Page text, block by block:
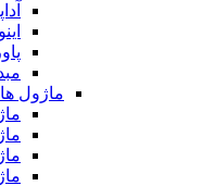
ماژول